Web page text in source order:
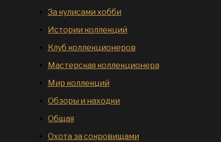
За кулисами хобби
Истории коллекций
Клуб коллекционеров
Мастерская коллекционера
Мир коллекций
Обзоры и находки
Общая
Охота за сокровищами